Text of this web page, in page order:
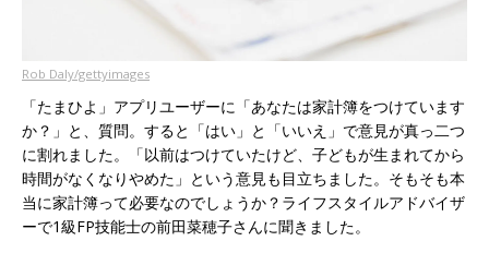
Rob Daly/gettyimages
「たまひよ」アプリユーザーに「あなたは家計簿をつけています
か？」と、質問。すると「はい」と「いいえ」で意見が真っ二つ
に割れました。「以前はつけていたけど、子どもが生まれてから
時間がなくなりやめた」という意見も目立ちました。そもそも本
当に家計簿って必要なのでしょうか？ライフスタイルアドバイザ
ーで1級FP技能士の前田菜穂子さんに聞きました。